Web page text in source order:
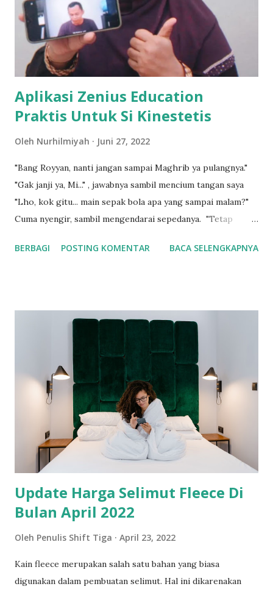
PT. Paket Insan Kargo dengan harga murah, percayakan
pengiriman via Darat, Laut dan Udara. Pengiriman barang
dari Jakarta ke seluruh Indonesia dengan aman, cepat dan
terpercaya. Insan Cargo memiliki tim yang profesio...
Aplikasi Zenius Education
Praktis Untuk Si Kinestetis
Oleh Nurhilmiyah Juni 27, 2022
"Bang Royyan, nanti jangan sampai Maghrib ya pulangnya."
"Gak janji ya, Mi..." , jawabnya sambil mencium tangan saya
"Lho, kok gitu... main sepak bola apa yang sampai malam?"
Cuma nyengir, sambil mengendarai sepedanya. "Tetap
Wusssh,,, sambil melambaikan tangannya tanda tak setuju,
saya ikuti, anak sejenis Royyan ini memiliki gaya belajar
kinestetis. Untung ada aplikasi Zenius Education , yang
dapat membantu putra saya dalam hal belajar. Sebagai orang
tua saya mendukung penuh proses pembelajaran anak /
dokpri Ciri-Ciri Anak dengan Gaya Belajar Kinestetis Bire,
dkk. (2014) menyebutkan gaya belajar ada 3 macam yaitu
gaya belajar visual, gaya belajar auditorial, dan gaya belajar
kinestetik. Ketiganya dapat diamati dengan p...
BERBAGI POSTING KOMENTAR BACA SELENGKAPNYA
Update Harga Selimut Fleece Di
Bulan April 2022
Oleh Penulis Shift Tiga April 23, 2022
Kain fleece merupakan salah satu bahan yang biasa
digunakan dalam pembuatan selimut. Hal ini dikarenakan